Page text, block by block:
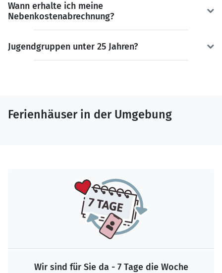
Wann erhalte ich meine
Nebenkostenabrechnung?
Jugendgruppen unter 25 Jahren?
Ferienhäuser in der Umgebung
Wir sind für Sie da - 7 Tage die Woche